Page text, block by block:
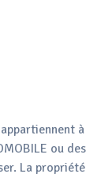
à
ou des
La propriété